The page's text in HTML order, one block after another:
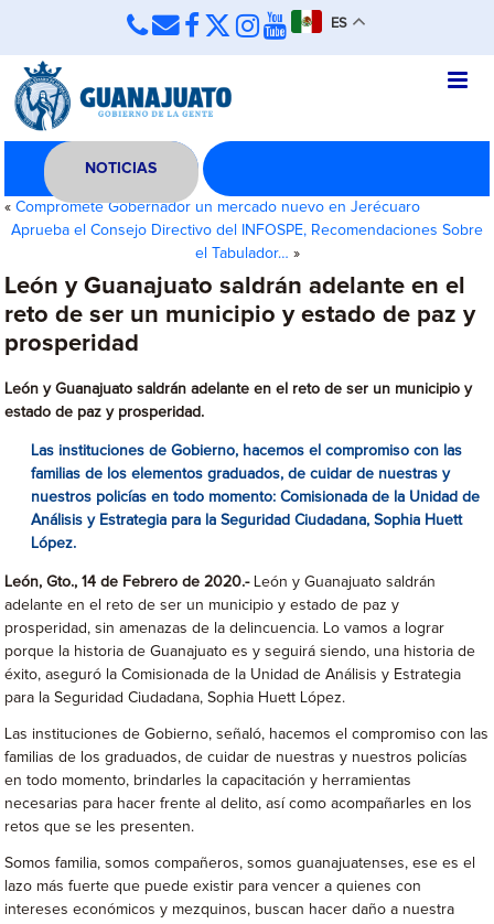
ES
NOTICIAS
«Compromete Gobernador un mercado nuevo en Jerécuaro
Aprueba el Consejo Directivo del INFOSPE, Recomendaciones Sobre
el Tabulador… »
León y Guanajuato saldrán adelante en el
reto de ser un municipio y estado de paz y
prosperidad
León y Guanajuato saldrán adelante en el reto de ser un municipio y
estado de paz y prosperidad.
Las instituciones de Gobierno, hacemos el compromiso con las
familias de los elementos graduados, de cuidar de nuestras y
nuestros policías en todo momento: Comisionada de la Unidad de
Análisis y Estrategia para la Seguridad Ciudadana, Sophia Huett
López.
León, Gto., 14 de Febrero de 2020.-León y Guanajuato saldrán
adelante en el reto de ser un municipio y estado de paz y
prosperidad, sin amenazas de la delincuencia. Lo vamos a lograr
porque la historia de Guanajuato es y seguirá siendo, una historia de
éxito, aseguró la Comisionada de la Unidad de Análisis y Estrategia
para la Seguridad Ciudadana, Sophia Huett López.
Las instituciones de Gobierno, señaló, hacemos el compromiso con las
familias de los graduados, de cuidar de nuestras y nuestros policías
en todo momento, brindarles la capacitación y herramientas
necesarias para hacer frente al delito, así como acompañarles en los
retos que se les presenten.
Somos familia, somos compañeros, somos guanajuatenses, ese es el
lazo más fuerte que puede existir para vencer a quienes con
intereses económicos y mezquinos, buscan hacer daño a nuestra